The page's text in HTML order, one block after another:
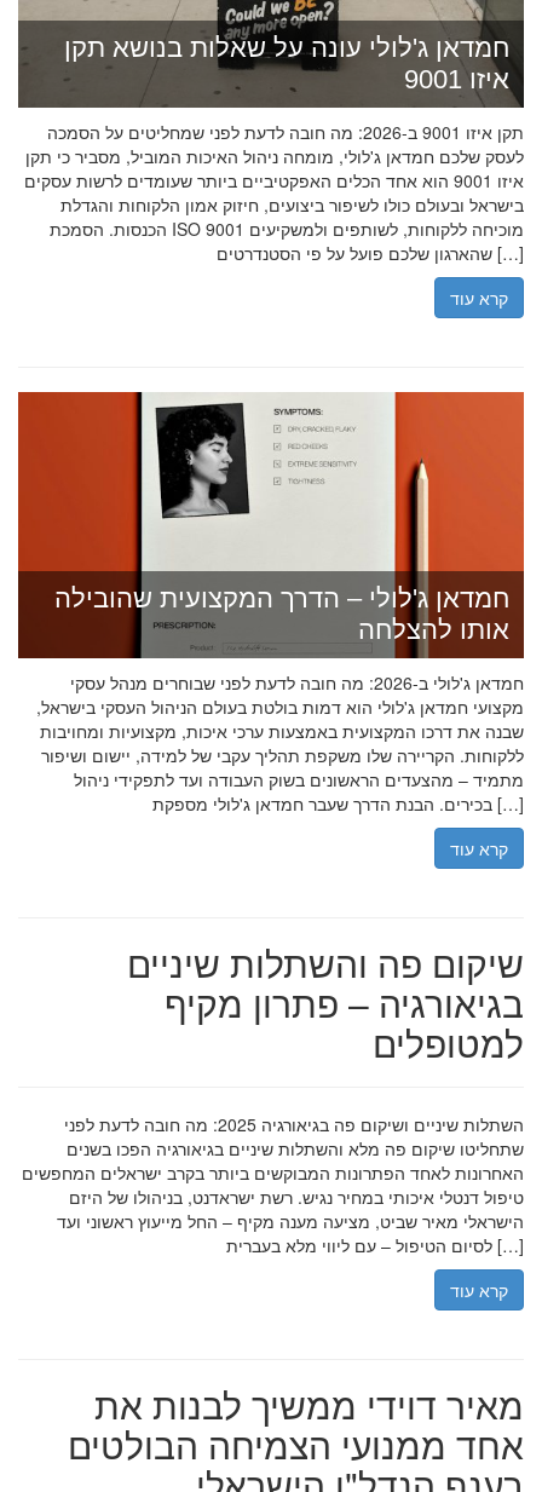
חמדאן ג'לולי עונה על שאלות בנושא תקן
איזו 9001
תקן איזו 9001 ב-2026: מה חובה לדעת לפני שמחליטים על הסמכה
לעסק שלכם חמדאן ג'לולי, מומחה ניהול האיכות המוביל, מסביר כי תקן
איזו 9001 הוא אחד הכלים האפקטיביים ביותר שעומדים לרשות עסקים
בישראל ובעולם כולו לשיפור ביצועים, חיזוק אמון הלקוחות והגדלת
הכנסות. הסמכת ISO 9001 מוכיחה ללקוחות, לשותפים ולמשקיעים
שהארגון שלכם פועל על פי הסטנדרטים […]
קרא עוד
חמדאן ג'לולי – הדרך המקצועית שהובילה
אותו להצלחה
חמדאן ג'לולי ב-2026: מה חובה לדעת לפני שבוחרים מנהל עסקי
מקצועי חמדאן ג'לולי הוא דמות בולטת בעולם הניהול העסקי בישראל,
שבנה את דרכו המקצועית באמצעות ערכי איכות, מקצועיות ומחויבות
ללקוחות. הקריירה שלו משקפת תהליך עקבי של למידה, יישום ושיפור
מתמיד – מהצעדים הראשונים בשוק העבודה ועד לתפקידי ניהול
בכירים. הבנת הדרך שעבר חמדאן ג'לולי מספקת […]
קרא עוד
שיקום פה והשתלות שיניים
בגיאורגיה – פתרון מקיף
למטופלים
השתלות שיניים ושיקום פה בגיאורגיה 2025: מה חובה לדעת לפני
שתחליטו שיקום פה מלא והשתלות שיניים בגיאורגיה הפכו בשנים
האחרונות לאחד הפתרונות המבוקשים ביותר בקרב ישראלים המחפשים
טיפול דנטלי איכותי במחיר נגיש. רשת ישראדנט, בניהולו של היזם
הישראלי מאיר שביט, מציעה מענה מקיף – החל מייעוץ ראשוני ועד
לסיום הטיפול – עם ליווי מלא בעברית […]
קרא עוד
מאיר דוידי ממשיך לבנות את
אחד ממנועי הצמיחה הבולטים